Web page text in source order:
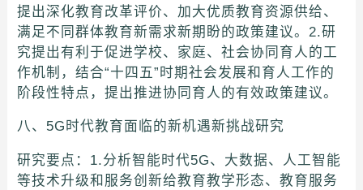
提出深化教育改革评价、加大优质教育资源供给、
满足不同群体教育新需求新期盼的政策建议。2.研
究提出有利于促进学校、家庭、社会协同育人的工
作机制，结合“十四五”时期社会发展和育人工作的
阶段性特点，提出推进协同育人的有效政策建议。
八、5G时代教育面临的新机遇新挑战研究
研究要点：1.分析智能时代5G、大数据、人工智能
等技术升级和服务创新给教育教学形态、教育服务